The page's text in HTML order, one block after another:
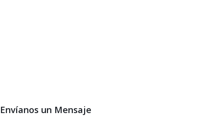
Envíanos un Mensaje